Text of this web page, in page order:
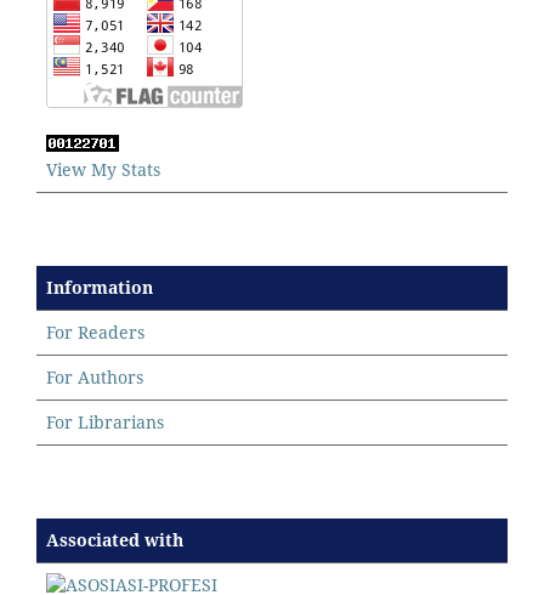
View My Stats
Information
For Readers
For Authors
For Librarians
Associated with